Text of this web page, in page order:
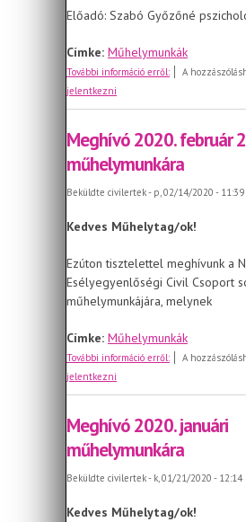
Előadó: Szabó Győzőné
Címke: Műhelymunkák
További információ erről:Meghívó 2020.
A
jelentkezni
Meghívó 2020. február
műhelymunkára
Beküldte civilertek- p, 02/14/2020 - 11:39
Kedves Műhelytag/ok!
Ezúton tisztelettel meghívunk a
Esélyegyenlőségi Civil Csoport
műhelymunkájára, melynek
Címke: Műhelymunkák
További információ erről:Meghívó 2020.
A
jelentkezni
Meghívó 2020. januári
műhelymunkára
Beküldte civilertek- k, 01/21/2020 - 12:14
Kedves Műhelytag/ok!